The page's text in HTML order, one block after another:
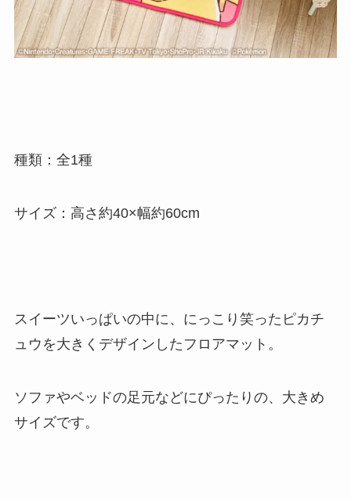
種類：全1種
サイズ：高さ約40×幅約60cm
スイーツいっぱいの中に、にっこり笑ったピカチ
ュウを大きくデザインしたフロアマット。
ソファやベッドの足元などにぴったりの、大きめ
サイズです。